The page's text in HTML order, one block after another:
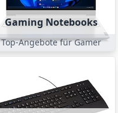
Gaming Notebooks
Top-Angebote für Gamer